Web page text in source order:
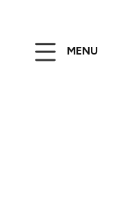
MENU